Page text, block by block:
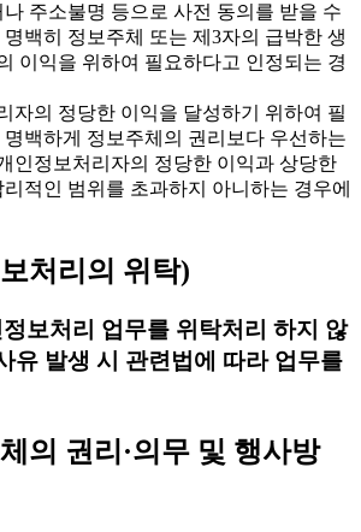
주소불명 등으로 사전 동의를 받을 수
백히 정보주체 또는 제3자의 급박한 생
이익을 위하여 필요하다고 인정되는 경
자의 정당한 이익을 달성하기 위하여 필
명백하게 정보주체의 권리보다 우선하는
인정보처리자의 정당한 이익과 상당한
적인 범위를 초과하지 아니하는 경우에
처리의 위탁)
보처리 업무를 위탁처리 하지 않
유 발생 시 관련법에 따라 업무를
의 권리·의무 및 행사방